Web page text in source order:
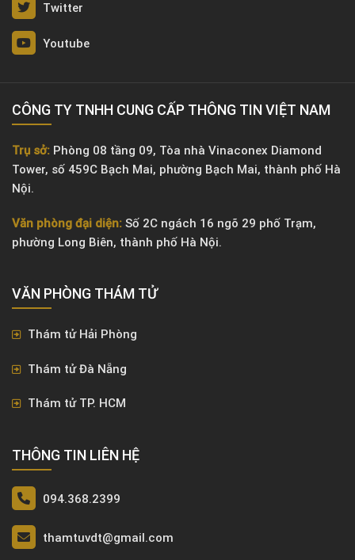
Twitter
Youtube
CÔNG TY TNHH CUNG CẤP THÔNG TIN VIỆT NAM
Trụ sở: Phòng 08 tầng 09, Tòa nhà Vinaconex Diamond
Tower, số 459C Bạch Mai, phường Bạch Mai, thành phố Hà
Nội.
Văn phòng đại diện: Số 2C ngách 16 ngõ 29 phố Trạm,
phường Long Biên, thành phố Hà Nội.
VĂN PHÒNG ​THÁM TỬ
Thám tử Hải Phòng
Thám tử Đà Nẵng
Thám tử TP. HCM
THÔNG TIN LIÊN HỆ
094.368.2399
thamtuvdt@gmail.com